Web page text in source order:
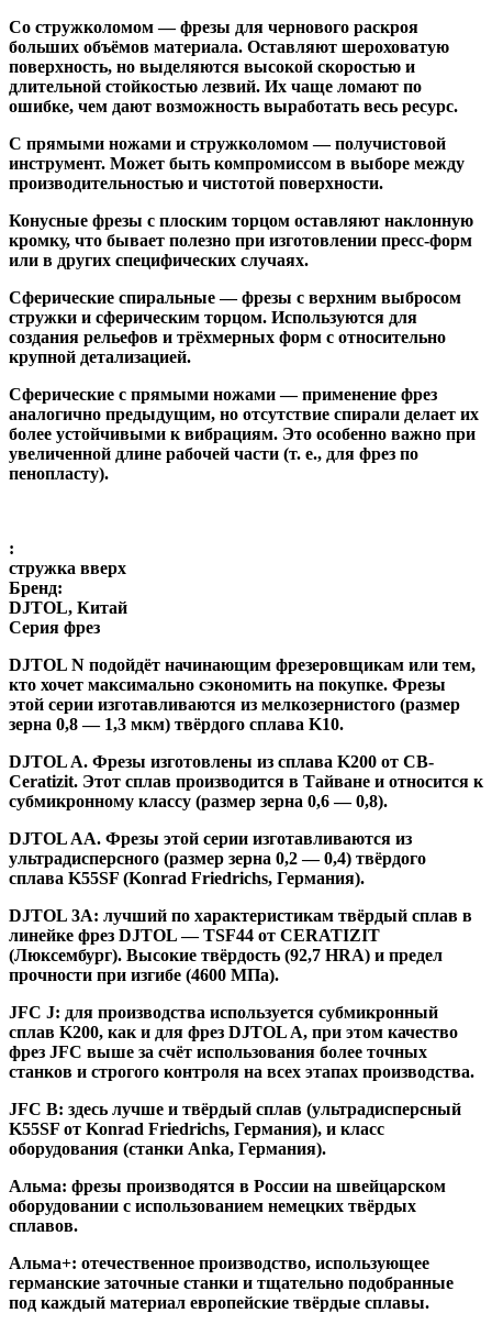
Со стружколомом— фрезы для чернового раскроя
больших объёмов материала. Оставляют шероховатую
поверхность, но выделяются высокой скоростью и
длительной стойкостью лезвий. Их чаще ломают по
ошибке, чем дают возможность выработать весь ресурс.
С прямыми ножами и стружколомом— получистовой
инструмент. Может быть компромиссом в выборе между
производительностью и чистотой поверхности.
Конусные фрезы с плоским торцом оставляют наклонную
кромку, что бывает полезно при изготовлении пресс-форм
или в других специфических случаях.
Сферические спиральные— фрезы с верхним выбросом
стружки и сферическим торцом. Используются для
создания рельефов и трёхмерных форм с относительно
крупной детализацией.
Сферические с прямыми ножами— применение фрез
аналогично предыдущим, но отсутствие спирали делает их
более устойчивыми к вибрациям. Это особенно важно при
увеличенной длине рабочей части (т. е., для фрез по
пенопласту).
:
стружка вверх
Бренд:
DJTOL, Китай
Серия фрез
DJTOL N подойдёт начинающим фрезеровщикам или тем,
кто хочет максимально сэкономить на покупке. Фрезы
этой серии изготавливаются из мелкозернистого (размер
зерна 0,8 — 1,3 мкм) твёрдого сплава K10.
DJTOL A. Фрезы изготовлены из сплава K200 от CB-
Ceratizit. Этот сплав производится в Тайване и относится к
субмикронному классу (размер зерна 0,6 — 0,8).
DJTOL AA. Фрезы этой серии изготавливаются из
ультрадисперсного (размер зерна 0,2 — 0,4) твёрдого
сплава K55SF (Konrad Friedrichs, Германия).
DJTOL 3A: лучший по характеристикам твёрдый сплав в
линейке фрез DJTOL — TSF44 от CERATIZIT
(Люксембург). Высокие твёрдость (92,7 HRA) и предел
прочности при изгибе (4600 МПа).
JFC J: для производства используется субмикронный
сплав K200, как и для фрез DJTOL A, при этом качество
фрез JFC выше за счёт использования более точных
станков и строгого контроля на всех этапах производства.
JFC B: здесь лучше и твёрдый сплав (ультрадисперсный
K55SF от Konrad Friedrichs, Германия), и класс
оборудования (станки Anka, Германия).
Альма: фрезы производятся в России на швейцарском
оборудовании с использованием немецких твёрдых
сплавов.
Альма+: отечественное производство, использующее
германские заточные станки и тщательно подобранные
под каждый материал европейские твёрдые сплавы.